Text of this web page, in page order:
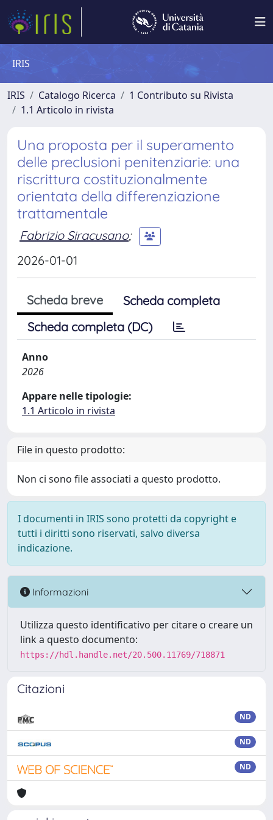
IRIS
IRIS Catalogo Ricerca
1 Contributo su Rivista
1.1 Articolo in rivista
Una proposta per il superamento
delle preclusioni penitenziarie: una
riscrittura costituzionalmente
orientata della differenziazione
trattamentale
Fabrizio Siracusano;
2026-01-01
Scheda breve
Scheda completa
Scheda completa (DC)
Anno
2026
Appare nelle tipologie:
1.1 Articolo in rivista
File in questo prodotto:
Non ci sono file associati a questo prodotto.
I documenti in IRIS sono protetti da copyright e
tutti i diritti sono riservati, salvo diversa
indicazione.
Informazioni
Utilizza questo identificativo per citare o creare un
link a questo documento:
https://hdl.handle.net/20.500.11769/718871
Citazioni
ND
ND
ND